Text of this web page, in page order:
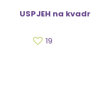
USPJEH na
19